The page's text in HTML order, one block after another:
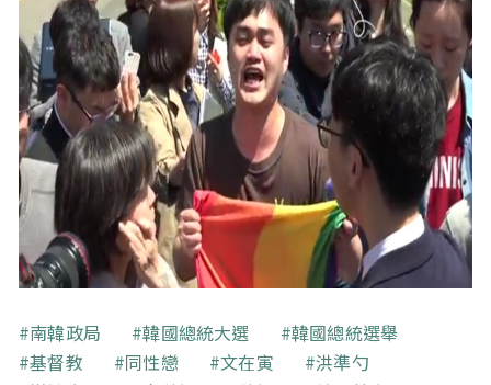
關鍵字
南韓政局 韓國總統大選
韓國總統選舉
基督教
同性戀 文在寅
洪準勺